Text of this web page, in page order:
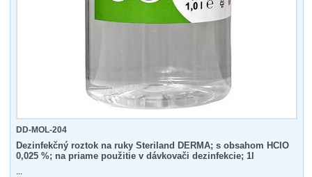
DD-MOL-204
Dezinfekčný roztok na ruky Steriland DERMA; s obsahom HClO
0,025 %; na priame použitie v dávkovači dezinfekcie; 1l
...